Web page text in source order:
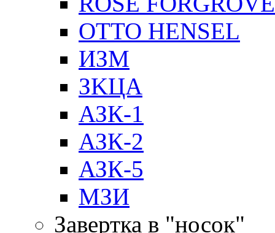
OTTO HENSEL
ИЗМ
ЗKЦA
АЗК-1
АЗК-2
АЗК-5
МЗИ
Завертка в "носок"